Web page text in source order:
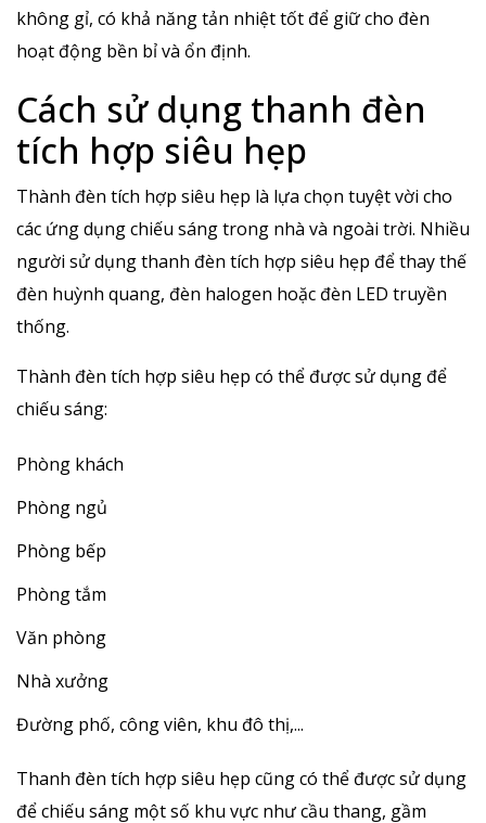
không gỉ, có khả năng tản nhiệt tốt để giữ cho đèn
hoạt động bền bỉ và ổn định.
Cách sử dụng thanh đèn
tích hợp siêu hẹp
Thành đèn tích hợp siêu hẹp là lựa chọn tuyệt vời cho
các ứng dụng chiếu sáng trong nhà và ngoài trời. Nhiều
người sử dụng thanh đèn tích hợp siêu hẹp để thay thế
đèn huỳnh quang, đèn halogen hoặc đèn LED truyền
thống.
Thành đèn tích hợp siêu hẹp có thể được sử dụng để
chiếu sáng:
Phòng khách
Phòng ngủ
Phòng bếp
Phòng tắm
Văn phòng
Nhà xưởng
Đường phố, công viên, khu đô thị,...
Thanh đèn tích hợp siêu hẹp cũng có thể được sử dụng
để chiếu sáng một số khu vực như cầu thang, gầm